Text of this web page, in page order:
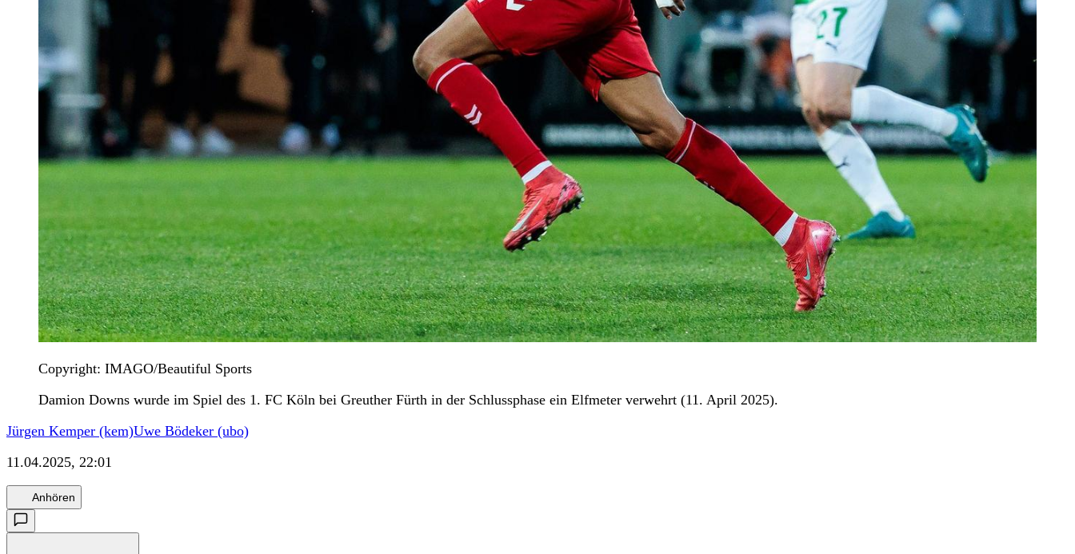
Copyright: IMAGO/Beautiful Sports
Damion Downs wurde im Spiel des 1. FC Köln bei Greuther Fürth in der Schlussphase ein Elfmeter verwehrt (11. April 2025).
Jürgen Kemper (kem)Uwe Bödeker (ubo)
11.04.2025, 22:01
Anhören